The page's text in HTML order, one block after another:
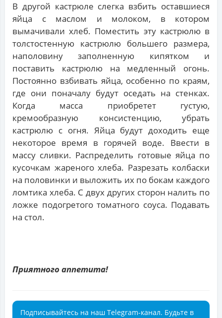
В другой кастрюле слегка взбить оставшиеся
яйца с маслом и молоком, в котором
вымачивали хлеб. Поместить эту кастрюлю в
толстостенную кастрюлю большего размера,
наполовину заполненную кипятком и
поставить кастрюлю на медленный огонь.
Постоянно взбивать яйца, особенно по краям,
где они поначалу будут оседать на стенках.
Когда масса приобретет густую,
кремообразную консистенцию, убрать
кастрюлю с огня. Яйца будут доходить еще
некоторое время в горячей воде. Ввести в
массу сливки. Распределить готовые яйца по
кусочкам жареного хлеба. Разрезать колбаски
на половинки и выложить их по бокам каждого
ломтика хлеба. С двух других сторон налить по
ложке подогретого томатного соуса. Подавать
на стол.
Приятного аппетита!
Подписывайтесь на наш Telegram-канал. Будьте в